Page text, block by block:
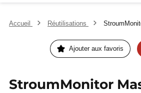
Accueil Réutilisations
Ajouter aux favoris
StroumMonitor